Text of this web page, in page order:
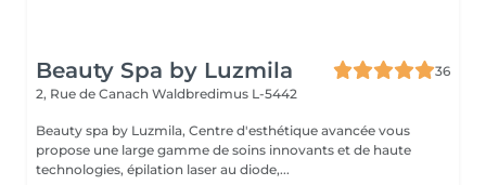
Beauty Spa by Luzmila
36
2, Rue de Canach Waldbredimus L-5442
Beauty spa by Luzmila, Centre d'esthétique avancée vous
propose une large gamme de soins innovants et de haute
technologies, épilation laser au diode,...